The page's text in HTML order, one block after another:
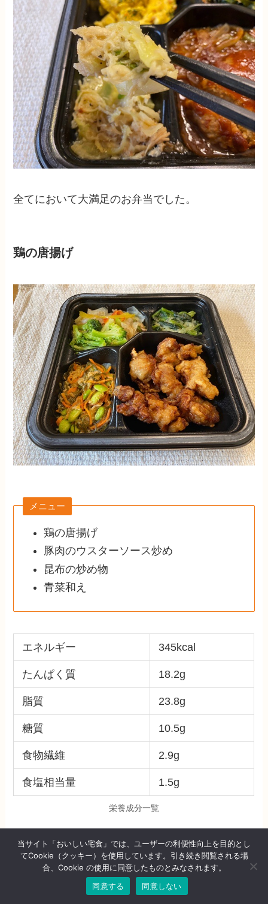
全てにおいて大満足のお弁当でした。
鶏の唐揚げ
メニュー
鶏の唐揚げ
豚肉のウスターソース炒め
昆布の炒め物
青菜和え
エネルギー 345kcal
たんぱく質 18.2g
脂質 23.8g
糖質 10.5g
食物繊維 2.9g
食塩相当量 1.5g
栄養成分一覧
メインの唐揚げ、お肉は柔らかいけど衣が固かっ
たですが、味は和風の味付けであっさりいただけ
当サイト「おいしい宅食」では、ユーザーの利便性向上を目的とし
てCookie（クッキー）を使用しています。引き続き閲覧される場
合、Cookie の使用に同意したものとみなされます。
同意する
同意しない